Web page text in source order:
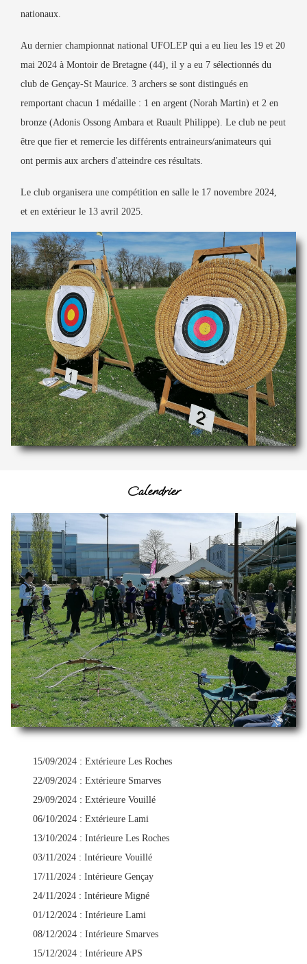
nationaux.
Au dernier championnat national UFOLEP qui a eu lieu les 19 et 20
mai 2024 à Montoir de Bretagne (44), il y a eu 7 sélectionnés du
club de Gençay-St Maurice. 3 archers se sont distingués en
remportant chacun 1 médaille : 1 en argent (Norah Martin) et 2 en
bronze (Adonis Ossong Ambara et Ruault Philippe). Le club ne peut
être que fier et remercie les différents entraineurs/animateurs qui
ont permis aux archers d'atteindre ces résultats.
Le club organisera une compétition en salle le 17 novembre 2024,
et en extérieur le 13 avril 2025.
Calendrier
15/09/2024 : Extérieure Les Roches
22/09/2024 : Extérieure Smarves
29/09/2024 : Extérieure Vouillé
06/10/2024 : Extérieure Lami
13/10/2024 : Intérieure Les Roches
03/11/2024 : Intérieure Vouillé
17/11/2024 : Intérieure Gençay
24/11/2024 : Intérieure Migné
01/12/2024 : Intérieure Lami
08/12/2024 : Intérieure Smarves
15/12/2024 : Intérieure APS